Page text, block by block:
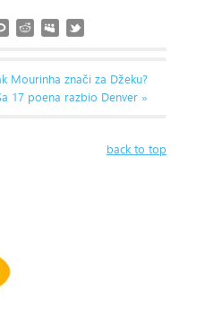
Mourinha znači za Džeku?
17 poena razbio Denver »
back to top